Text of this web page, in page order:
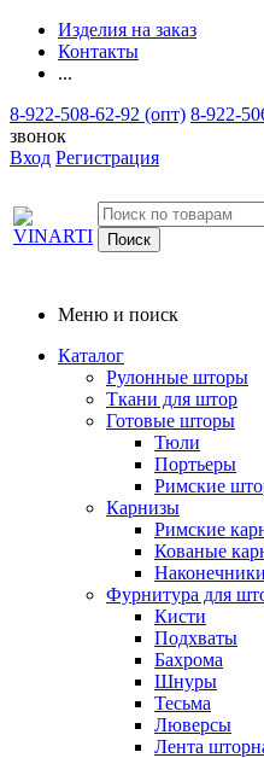
Изделия на заказ
Контакты
...
8-922-508-62-92 (опт) 8-922-
звонок
Вход Регистрация
Меню и поиск
Каталог
Рулонные шторы
Ткани для штор
Готовые шторы
Тюли
Портьеры
Римские
Карнизы
Римские
Кованые
Фурнитура для
Кисти
Подхваты
Бахрома
Шнуры
Тесьма
Люверсы
Лента